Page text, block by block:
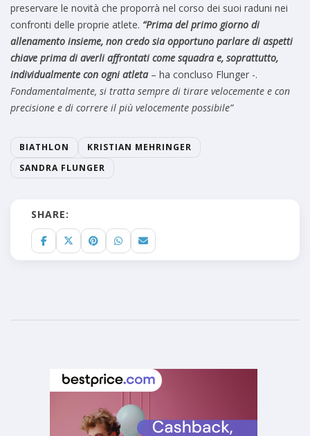
preservare le novità che proporrà nel corso dei suoi raduni nei
confronti delle proprie atlete. “Prima del primo giorno di
allenamento insieme, non credo sia opportuno parlare di aspetti
chiave prima di averli affrontati come squadra e, soprattutto,
individualmente con ogni atleta – ha concluso Flunger -.
Fondamentalmente, si tratta sempre di tirare velocemente e con
precisione e di correre il più velocemente possibile”
BIATHLON
KRISTIAN MEHRINGER
SANDRA FLUNGER
SHARE: